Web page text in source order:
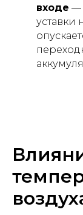
входе —
уставки